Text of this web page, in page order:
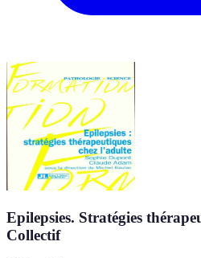
Epilepsies. Stratégies
Collectif